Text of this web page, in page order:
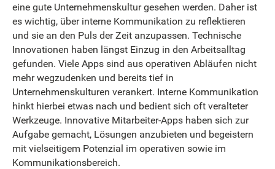
eine gute Unternehmenskultur gesehen werden. Daher ist
es wichtig, über interne Kommunikation zu reflektieren
und sie an den Puls der Zeit anzupassen. Technische
Innovationen haben längst Einzug in den Arbeitsalltag
gefunden. Viele Apps sind aus operativen Abläufen nicht
mehr wegzudenken und bereits tief in
Unternehmenskulturen verankert. Interne Kommunikation
hinkt hierbei etwas nach und bedient sich oft veralteter
Werkzeuge. Innovative Mitarbeiter-Apps haben sich zur
Aufgabe gemacht, Lösungen anzubieten und begeistern
mit vielseitigem Potenzial im operativen sowie im
Kommunikationsbereich.